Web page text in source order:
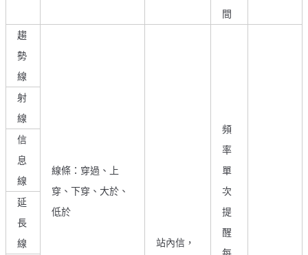
間
趨
勢
線
線條：穿過、上
穿、下穿、大於、
低於
站內信，
頻
率
單
次
提
醒
射
線
信
息
線
延
長
線